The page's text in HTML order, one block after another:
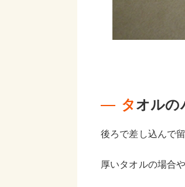
タオル
後ろで差し込んで
厚いタオルの場合